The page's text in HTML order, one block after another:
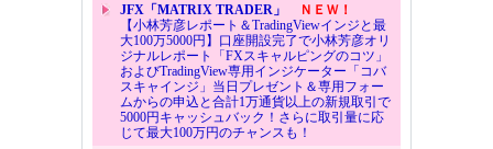
JFX「MATRIX TRADER」
ＮＥＷ！
【小林芳彦レポート＆TradingViewインジと最
大100万5000円】口座開設完了で小林芳彦オリ
ジナルレポート「FXスキャルピングのコツ」
およびTradingView専用インジケーター「コバ
スキャインジ」当日プレゼント＆専用フォー
ムからの申込と合計1万通貨以上の新規取引で
5000円キャッシュバック！さらに取引量に応
じて最大100万円のチャンスも！